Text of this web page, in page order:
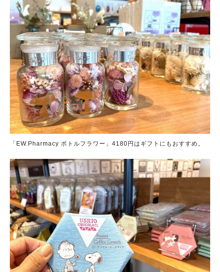
「EW.Pharmacy ボトルフラワー」4180円はギフトにもおすすめ。